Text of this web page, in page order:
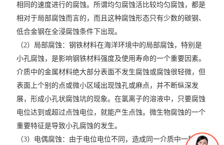
相同的速度进行的腐蚀。所谓均匀腐蚀活比较均匀腐蚀，都是
相对于局部腐蚀而言的，而且这种腐蚀形态只有少数的碳钢、
低合金钢在全浸腐蚀条件下出现。
（2）局部腐蚀：钢铁材料在海洋环境中的局部腐蚀，特别是
小孔腐蚀，是影响钢铁材料强度及使用寿命的一个重要因素。
介质中的金属材料绝大部分表面不发生腐蚀或腐蚀很轻微，但
表面上个别的点或微小区域出现蚀孔或麻点，并不断纵深发
展，形成小孔状腐蚀坑的现象。在氯离子的溶液中，只要腐蚀
电位达到或超过点蚀电位，就能产生点蚀。微生物腐蚀的一个
重要特征是导致小孔腐蚀的发生。
（3）电偶腐蚀：由于电位电位不同，造成同一介质中一种金